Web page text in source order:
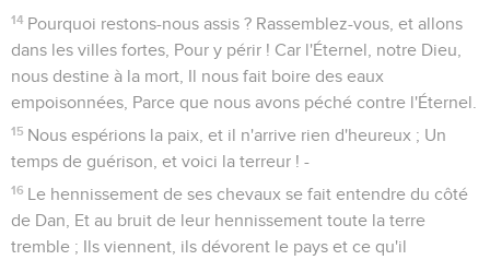
14 Pourquoi restons-nous assis ? Rassemblez-vous, et allons
dans les villes fortes, Pour y périr ! Car l'Éternel, notre Dieu,
nous destine à la mort, Il nous fait boire des eaux
empoisonnées, Parce que nous avons péché contre l'Éternel.
15 Nous espérions la paix, et il n'arrive rien d'heureux ; Un
temps de guérison, et voici la terreur ! -
16 Le hennissement de ses chevaux se fait entendre du côté
de Dan, Et au bruit de leur hennissement toute la terre
tremble ; Ils viennent, ils dévorent le pays et ce qu'il